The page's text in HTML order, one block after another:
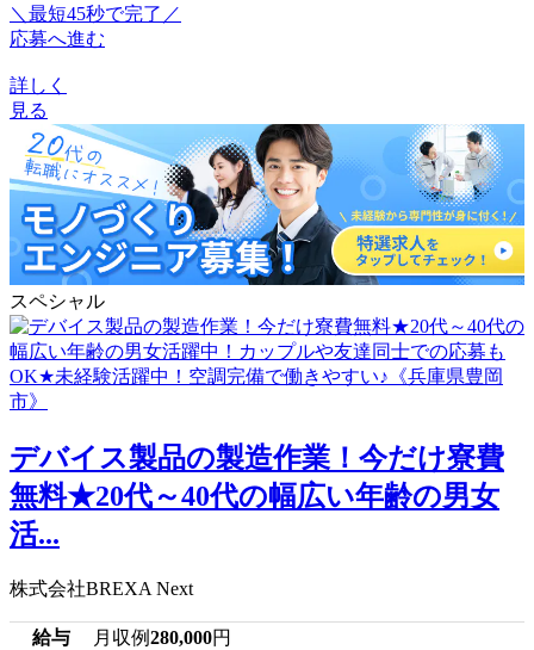
＼最短45秒で完了／
応募へ進む
詳しく
見る
スペシャル
デバイス製品の製造作業！今だけ寮費
無料★20代～40代の幅広い年齢の男女
活...
株式会社BREXA Next
給与 月収例280,000円